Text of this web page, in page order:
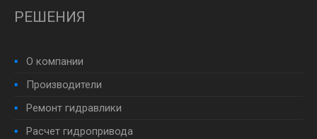
РЕШЕНИЯ
О компании
Производители
Ремонт гидравлики
Расчет гидропривода